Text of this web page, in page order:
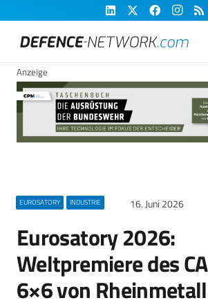
Anzeige
EUROSATORY INDUSTRIE 16. Juni 2026
Eurosatory 2026:
Weltpremiere des
6×6 von Rheinmetall